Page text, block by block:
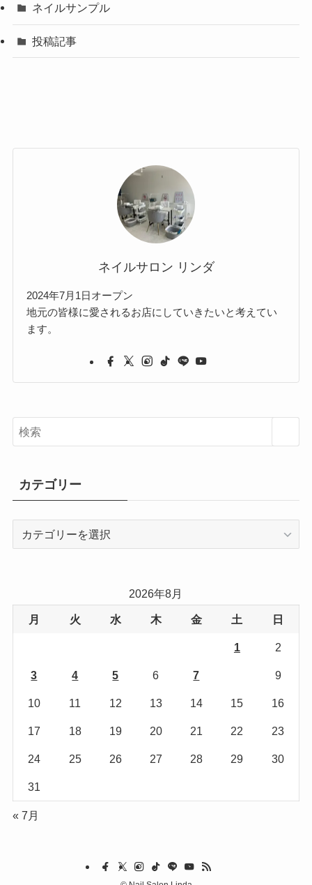
ネイルサンプル
投稿記事
ネイルサロン リンダ
2024年7月1日オープン
地元の皆様に愛されるお店にしていきたいと考えてい
ます。
カテゴリー
2026年8月
月 火 水 木 金 土 日
1 2
3 4 5 6 7 9
10 11 12 13 14 15 16
17 18 19 20 21 22 23
24 25 26 27 28 29 30
31
« 7月